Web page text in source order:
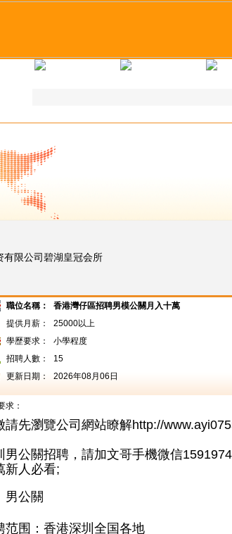
有限公司碧湖皇冠会所
職位名稱：
香港灣仔區招聘男模公關月入十萬
提供月薪：
25000以上
學歷要求：
小學程度
招聘人數：
15
更新日期：
2026年08月06日
求：
請先瀏覽公司網站瞭解http://
男公關招聘，請加文哥手機微信
新人必看;
男公關
范围：香港深圳全国各地